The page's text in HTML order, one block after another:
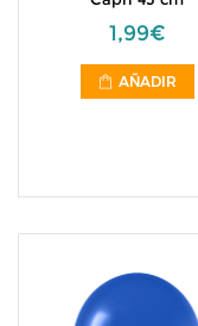
1,99€
AÑADIR